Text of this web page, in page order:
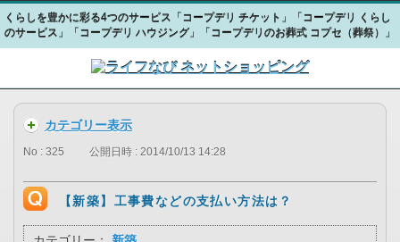
くらしを豊かに彩る4つのサービス「コープデリ チケット」「コープデリ くらし
のサービス」「コープデリ ハウジング」「コープデリのお葬式 コプセ（葬祭）」
カテゴリー表示
No : 325 公開日時 : 2014/10/13 14:28
【新築】工事費などの支払い方法は？